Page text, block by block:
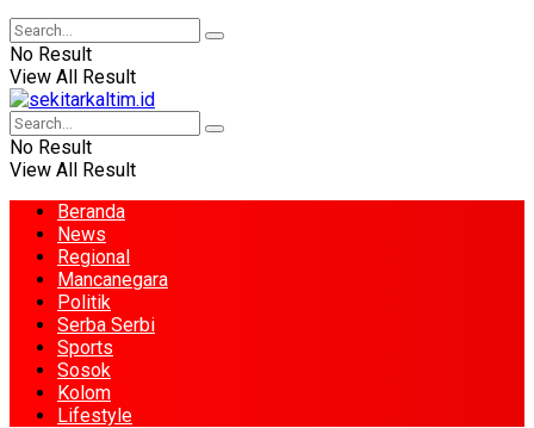
No Result
View All Result
No Result
View All Result
Beranda
News
Regional
Mancanegara
Politik
Serba Serbi
Sports
Sosok
Kolom
Lifestyle